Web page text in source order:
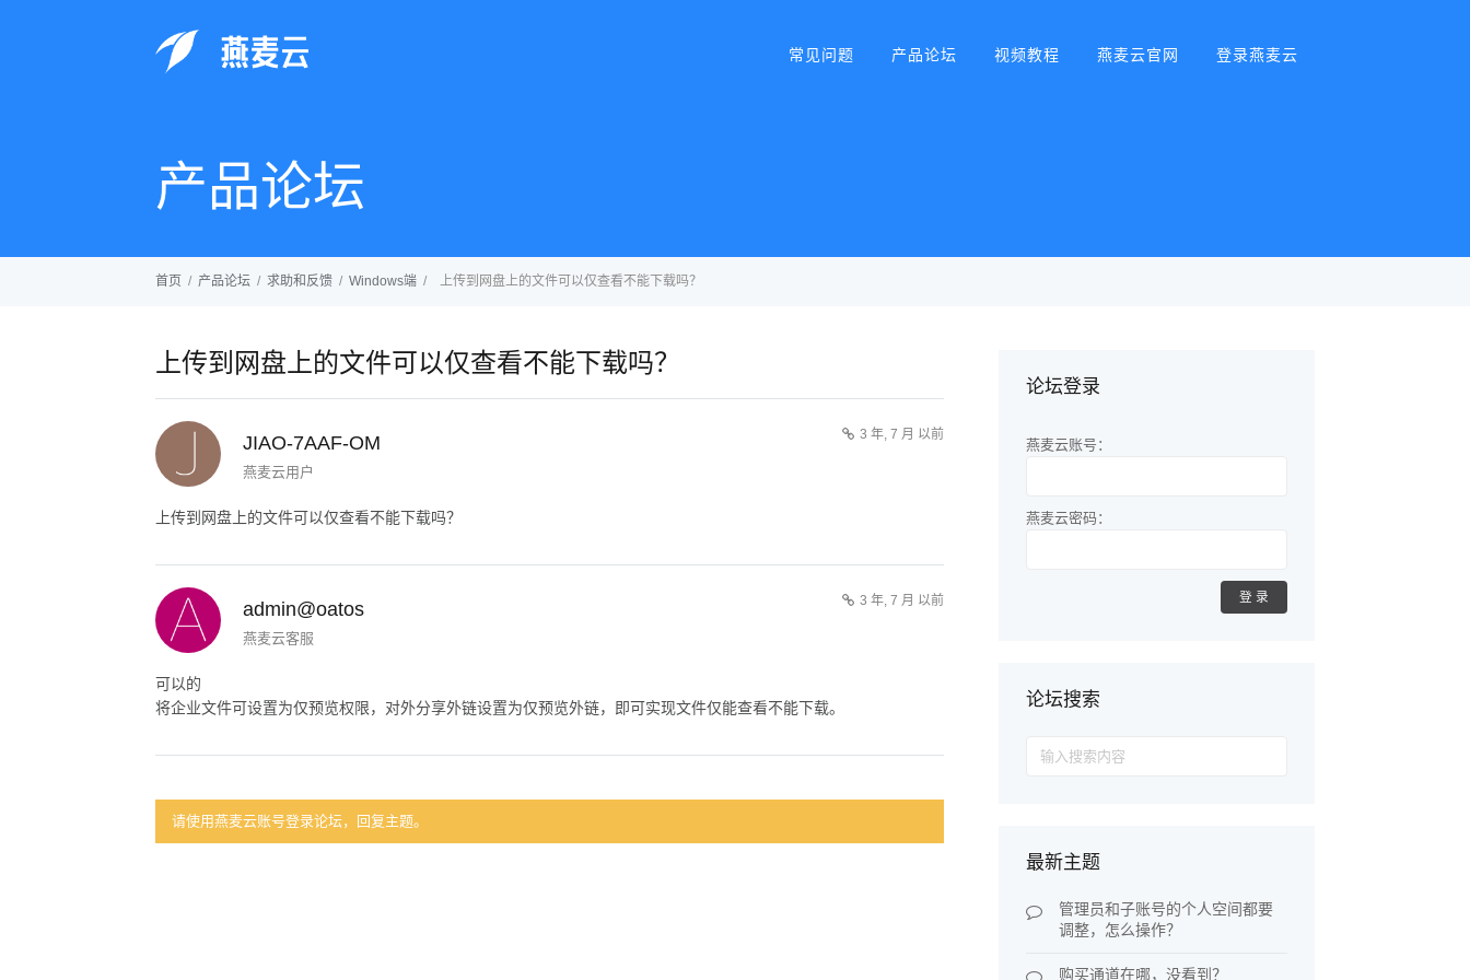
常见问题 产品论坛 视频教程 燕麦云官网 登录燕麦云
产品论坛
首页 / 产品论坛 / 求助和反馈 / Windows端 / 上传到网盘上的文件可以仅查看不能下载吗？
上传到网盘上的文件可以仅查看不能下载吗？
3 年, 7 月 以前
JIAO-7AAF-OM
燕麦云用户
上传到网盘上的文件可以仅查看不能下载吗？
3 年, 7 月 以前
admin@oatos
燕麦云客服
可以的
将企业文件可设置为仅预览权限，对外分享外链设置为仅预览外链，即可实现文件仅能查看不能下载。
请使用燕麦云账号登录论坛，回复主题。
论坛登录
燕麦云账号：
燕麦云密码：
登录
论坛搜索
Search
for:
最新主题
管理员和子账号的个人空间都要
调整，怎么操作？
购买通道在哪，没看到？